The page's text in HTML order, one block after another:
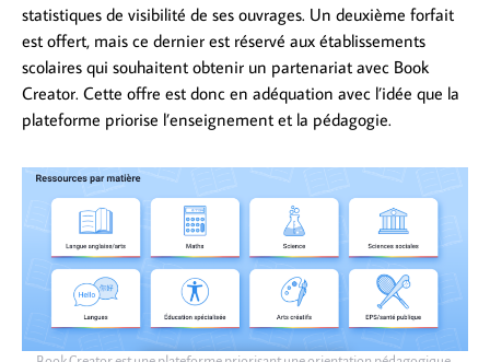
statistiques de visibilité de ses ouvrages. Un deuxième forfait
est offert, mais ce dernier est réservé aux établissements
scolaires qui souhaitent obtenir un partenariat avec Book
Creator. Cette offre est donc en adéquation avec l’idée que la
plateforme priorise l’enseignement et la pédagogie.